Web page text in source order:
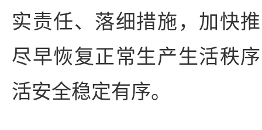
实责任、落细措施，加快
尽早恢复正常生产生活秩
活安全稳定有序。